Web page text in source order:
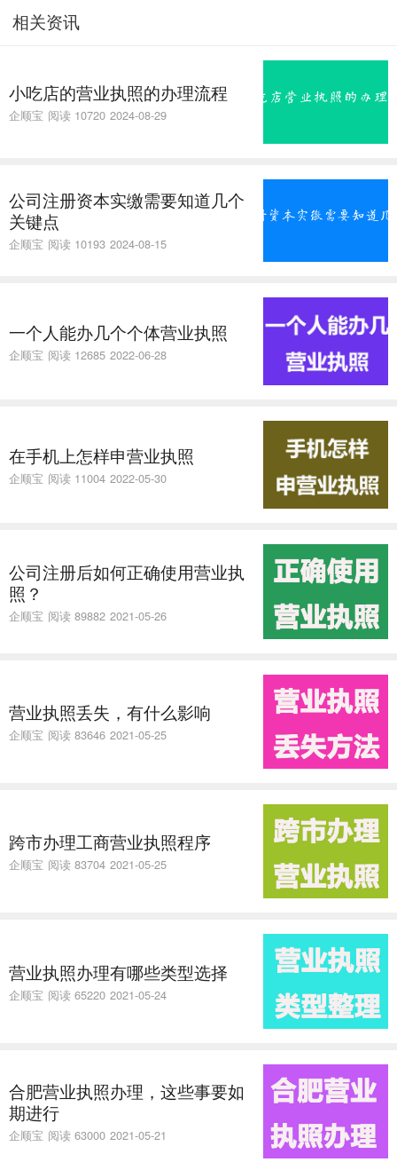
相关资讯
小吃店的营业执照的办理流程
企顺宝 阅读 10720 2024-08-29
公司注册资本实缴需要知道几个
关键点
企顺宝 阅读 10193 2024-08-15
一个人能办几个个体营业执照
企顺宝 阅读 12685 2022-06-28
在手机上怎样申营业执照
企顺宝 阅读 11004 2022-05-30
公司注册后如何正确使用营业执
照？
企顺宝 阅读 89882 2021-05-26
营业执照丢失，有什么影响
企顺宝 阅读 83646 2021-05-25
跨市办理工商营业执照程序
企顺宝 阅读 83704 2021-05-25
营业执照办理有哪些类型选择
企顺宝 阅读 65220 2021-05-24
合肥营业执照办理，这些事要如
期进行
企顺宝 阅读 63000 2021-05-21